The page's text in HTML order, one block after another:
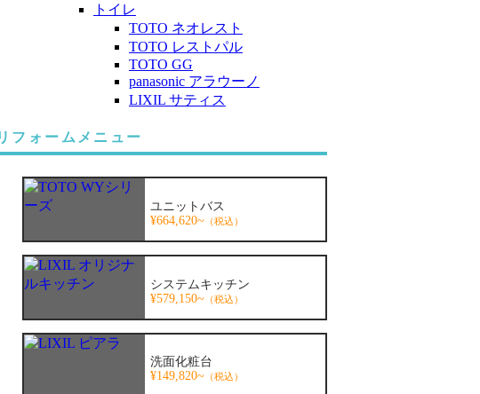
トイレ
TOTO ネオレスト
TOTO レストパル
TOTO GG
panasonic アラウーノ
LIXIL サティス
フォームメニュー
ユニットバス
¥664,620~ （税込）
システムキッチン
¥579,150~ （税込）
洗面化粧台
¥149,820~ （税込）